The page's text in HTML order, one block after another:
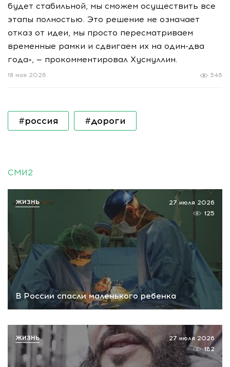
будет стабильной, мы сможем осуществить все
этапы полностью. Это решение не означает
отказ от идеи, мы просто пересматриваем
временные рамки и сдвигаем их на один-два
года», — прокомментировал Хуснуллин.
546
18 мая 2026
#россия #дороги
СМИ2
В России спасли маленького ребенка
27 июля 2026
125
ЖИЗНЬ
27 июля 2026
182
ЖИЗНЬ